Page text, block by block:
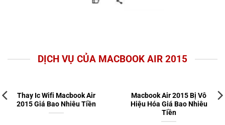
DỊCH VỤ CỦA MACBOOK AIR 2015
Thay Ic Wifi Macbook Air
2015 Giá Bao Nhiêu Tiền
Macbook Air 2015 Bị Vô
Hiệu Hóa Giá Bao Nhiêu
Tiền